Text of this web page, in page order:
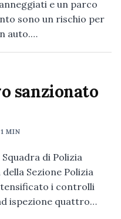
e un parco
sono un rischio per
auto.…
sanzionato
1 MIN
di Polizia
Sezione Polizia
i controlli
ispezione quattro…